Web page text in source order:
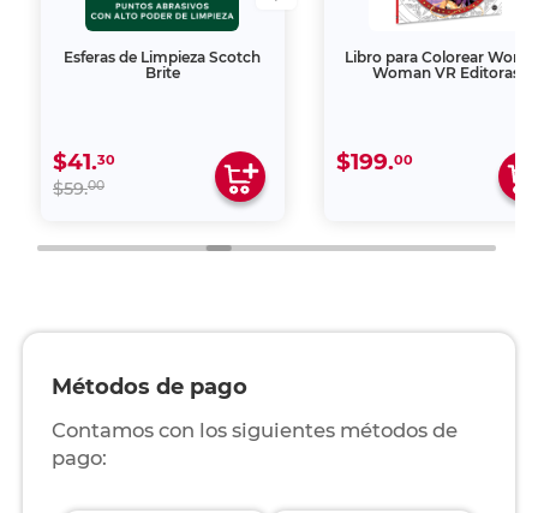
Esferas de Limpieza Scotch
Brite
$41.30
$59.00
Libro para Colorear
Woman VR Editoras
$199.00
Métodos de pago
Contamos con los siguientes métodos de
pago: